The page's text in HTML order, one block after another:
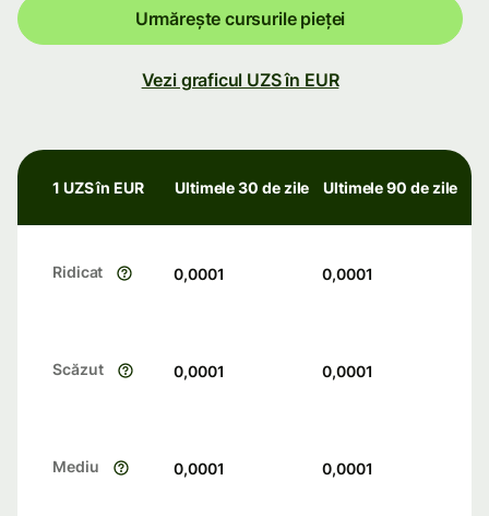
Urmărește cursurile pieței
Vezi graficul UZS în EUR
1 UZS în EUR Ultimele 30 de zile Ultimele 90 de zile
Ridicat 0,0001 0,0001
Scăzut 0,0001 0,0001
Mediu 0,0001 0,0001